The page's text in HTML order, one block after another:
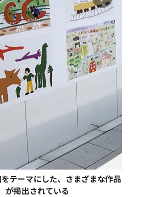
テーマにした、さまざまな作品
が掲出されている